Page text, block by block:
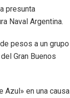
presunta
Naval Argentina.
pesos a un grupo
Gran Buenos
Azul» en una causa